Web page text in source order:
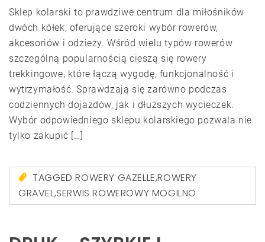
Sklep kolarski to prawdziwe centrum dla miłośników
dwóch kółek, oferujące szeroki wybór rowerów,
akcesoriów i odzieży. Wśród wielu typów rowerów
szczególną popularnością cieszą się rowery
trekkingowe, które łączą wygodę, funkcjonalność i
wytrzymałość. Sprawdzają się zarówno podczas
codziennych dojazdów, jak i dłuższych wycieczek.
Wybór odpowiedniego sklepu kolarskiego pozwala nie
tylko zakupić […]
TAGGEDROWERY GAZELLE,ROWERY
GRAVEL,SERWIS ROWEROWY MOGILNO